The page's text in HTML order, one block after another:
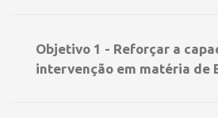
Objetivo 1 - Reforçar a
intervenção em matéria de